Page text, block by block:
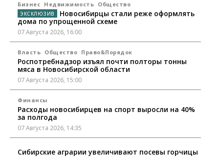
Бизнес Недвижимость Общество
Новосибирцы стали реже оформлять
дома по упрощенной схеме
07 Августа 2026, 16:00
Власть Общество Право&Порядок
Роспотребнадзор изъял почти полторы тонны
мяса в Новосибирской области
07 Августа 2026, 15:00
Финансы
Расходы новосибирцев на спорт выросли на 40%
за полгода
07 Августа 2026, 14:35
Сибирские аграрии увеличивают посевы горчицы